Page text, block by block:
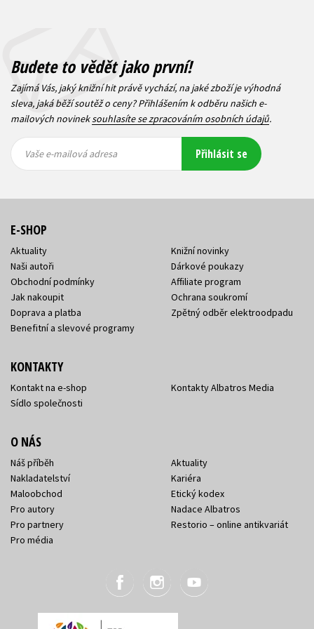
Budete to vědět jako první!
Zajímá Vás, jaký knižní hit právě vychází, na jaké zboží je výhodná
sleva, jaká běží soutěž o ceny? Přihlášením k odběru našich e-
mailových novineksouhlasíte se zpracováním osobních údajů.
mailová
mailová
Vaše e-mailová adresa Přihlásit se
E-SHOP
Aktuality
Naši autoři
Obchodní podmínky
Jak nakoupit
Doprava a platba
Benefitní a slevové programy
Knižní novinky
Dárkové poukazy
Affiliate program
Ochrana soukromí
Zpětný odběr elektroodpadu
KONTAKTY
Kontakt na e-shop
Sídlo společnosti
Kontakty Albatros Media
O NÁS
Náš příběh
Nakladatelství
Maloobchod
Pro autory
Pro partnery
Pro média
Aktuality
Kariéra
Etický kodex
Nadace Albatros
Restorio – online antikvariát